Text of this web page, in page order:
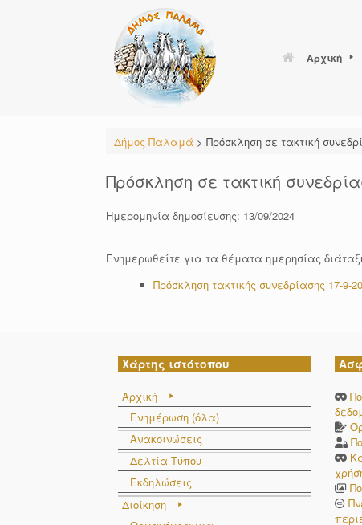
Αρχική
Δήμος Παλαμά > Πρόσκληση σε τακτική
Πρόσκληση σε τακτική
Ημερομηνία δημοσίευσης: 13/09/2024
Ενημερωθείτε για τα θέματα ημερησίας
Πρόσκληση τακτικής συνεδρίασης 17-9-
Χάρτης ιστότοπου
Αρχική
Ενημέρωση (όλα)
Ανακοινώσεις
Δελτία Τύπου
Εκδηλώσεις
Διοίκηση